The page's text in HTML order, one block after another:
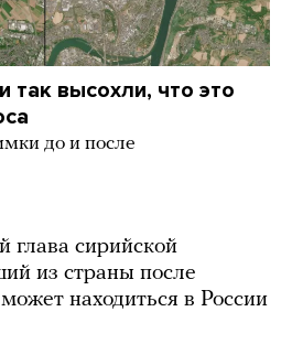
так высохли, что это
до и после
глава сирийской
из страны после
находиться в России